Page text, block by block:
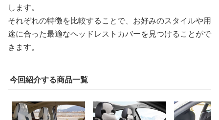
します。
それぞれの特徴を比較することで、お好みのスタイルや用
途に合った最適なヘッドレストカバーを見つけることがで
きます。
今回紹介する商品一覧